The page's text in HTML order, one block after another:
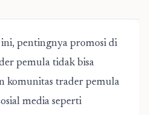
pentingnya promosi di
pemula tidak bisa
komunitas trader pemula
media seperti